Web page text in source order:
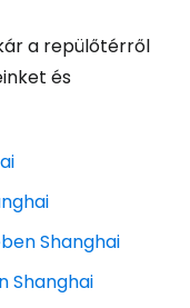
a repülőtérről
és
Shanghai
Shanghai